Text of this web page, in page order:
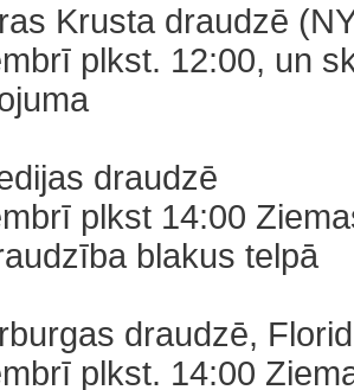
Krusta draudzē
plkst. 12:00, un
draudzē
plkst 14:00
blakus telpā
draudzē,
plkst. 14:00